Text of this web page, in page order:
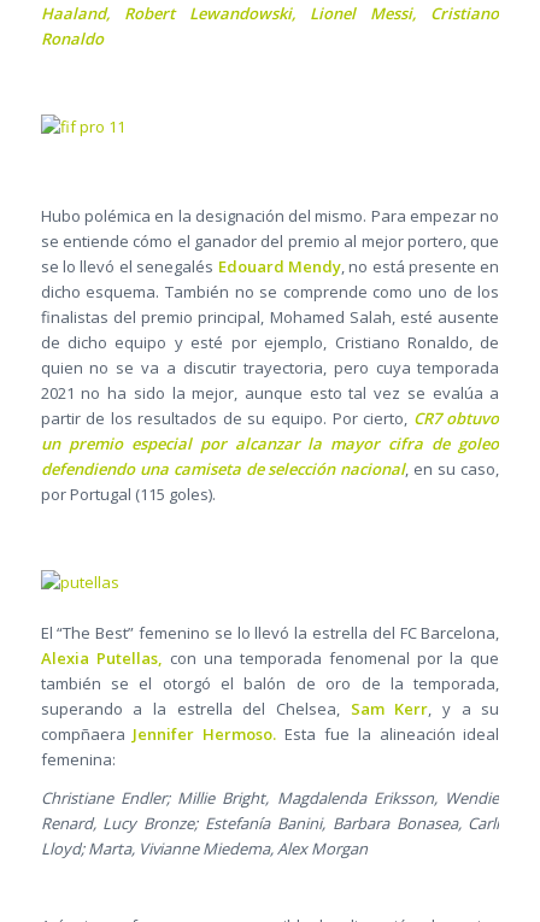
Haaland, Robert Lewandowski, Lionel Messi, Cristiano
Ronaldo
Hubo polémica en la designación del mismo. Para empezar no
se entiende cómo el ganador del premio al mejor portero, que
se lo llevó el senegalés Edouard Mendy, no está presente en
dicho esquema. También no se comprende como uno de los
finalistas del premio principal, Mohamed Salah, esté ausente
de dicho equipo y esté por ejemplo, Cristiano Ronaldo, de
quien no se va a discutir trayectoria, pero cuya temporada
2021 no ha sido la mejor, aunque esto tal vez se evalúa a
partir de los resultados de su equipo. Por cierto, CR7 obtuvo
un premio especial por alcanzar la mayor cifra de goleo
defendiendo una camiseta de selección nacional, en su caso,
por Portugal (115 goles).
El “The Best” femenino se lo llevó la estrella del FC Barcelona,
Alexia Putellas, con una temporada fenomenal por la que
también se el otorgó el balón de oro de la temporada,
superando a la estrella del Chelsea, Sam Kerr, y a su
compñaera Jennifer Hermoso. Esta fue la alineación ideal
femenina:
Christiane Endler; Millie Bright, Magdalenda Eriksson, Wendie
Renard, Lucy Bronze; Estefanía Banini, Barbara Bonasea, Carli
Lloyd; Marta, Vivianne Miedema, Alex Morgan